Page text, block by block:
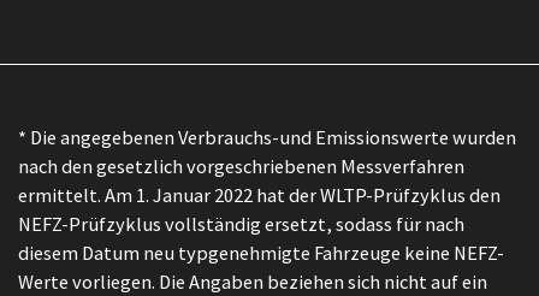
* Die angegebenen Verbrauchs-und Emissionswerte wurden
nach den gesetzlich vorgeschriebenen Messverfahren
ermittelt. Am 1. Januar 2022 hat der WLTP-Prüfzyklus den
NEFZ-Prüfzyklus vollständig ersetzt, sodass für nach
diesem Datum neu typgenehmigte Fahrzeuge keine NEFZ-
Werte vorliegen. Die Angaben beziehen sich nicht auf ein